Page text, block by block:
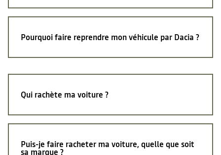
Pourquoi faire reprendre mon véhicule par Dacia ?
Qui rachète ma voiture ?
Puis-je faire racheter ma voiture, quelle que soit
sa marque ?